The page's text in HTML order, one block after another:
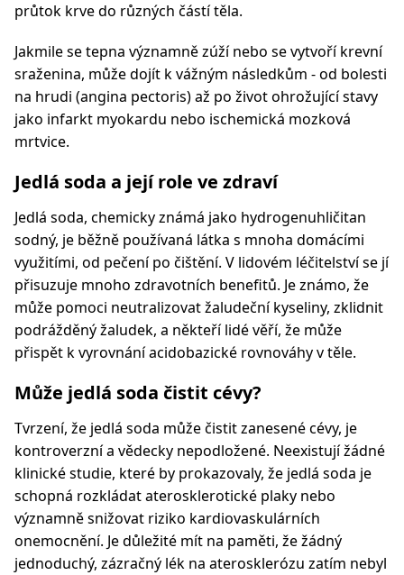
průtok krve do různých částí těla.
Jakmile se tepna významně zúží nebo se vytvoří krevní
sraženina, může dojít k vážným následkům - od bolesti
na hrudi (angina pectoris) až po život ohrožující stavy
jako infarkt myokardu nebo ischemická mozková
mrtvice.
Jedlá soda a její role ve zdraví
Jedlá soda, chemicky známá jako hydrogenuhličitan
sodný, je běžně používaná látka s mnoha domácími
využitími, od pečení po čištění. V lidovém léčitelství se jí
přisuzuje mnoho zdravotních benefitů. Je známo, že
může pomoci neutralizovat žaludeční kyseliny, zklidnit
podrážděný žaludek, a někteří lidé věří, že může
přispět k vyrovnání acidobazické rovnováhy v těle.
Může jedlá soda čistit cévy?
Tvrzení, že jedlá soda může čistit zanesené cévy, je
kontroverzní a vědecky nepodložené. Neexistují žádné
klinické studie, které by prokazovaly, že jedlá soda je
schopná rozkládat aterosklerotické plaky nebo
významně snižovat riziko kardiovaskulárních
onemocnění. Je důležité mít na paměti, že žádný
jednoduchý, zázračný lék na aterosklerózu zatím nebyl